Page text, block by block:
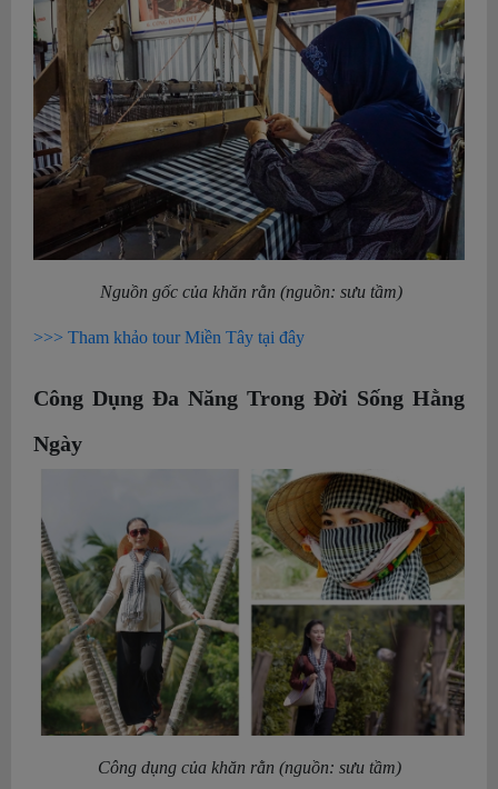
Nguồn gốc của khăn rằn (nguồn: sưu tầm)
>>> Tham khảo tour Miền Tây tại đây
Công Dụng Đa Năng Trong Đời Sống Hằng
Ngày
Công dụng của khăn rằn (nguồn: sưu tầm)